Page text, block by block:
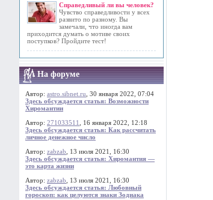
Справедливый ли вы человек?
Чувство справедливости у всех
развито по разному. Вы
замечали, что иногда вам
приходится думать о мотиве своих
поступков? Пройдите тест!
На форуме
Автор: astro.sibnet.ru , 30 января 2022, 07:04
Здесь обсуждается статья: Возможности
Хиромантии
Автор: 271033511
, 16 января 2022, 12:18
Здесь обсуждается статья: Как рассчитать
личное денежное число
Автор: zabzab , 13 июля 2021, 16:30
Здесь обсуждается статья: Хиромантия —
это карта жизни
Автор: zabzab , 13 июля 2021, 16:30
Здесь обсуждается статья: Любовный
гороскоп: как целуются знаки Зодиака